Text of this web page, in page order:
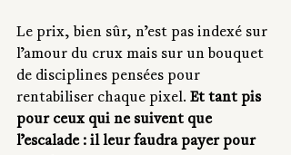
Le prix, bien sûr, n’est pas indexé sur
l’amour du crux mais sur un bouquet
de disciplines pensées pour
rentabiliser chaque pixel. Et tant pis
pour ceux qui ne suivent que
l’escalade : il leur faudra payer pour